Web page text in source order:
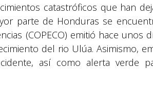
catastróficos que han
parte de Honduras se
(COPECO) emitió hace unos
del rio Ulúa. Asimismo,
así como alerta verde
comunicación
promovida por la
y la Comunicación
Política